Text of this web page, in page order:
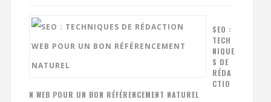
SEO :
TECH
NIQUE
S DE
RÉDA
CTIO
N WEB POUR UN BON RÉFÉRENCEMENT NATUREL